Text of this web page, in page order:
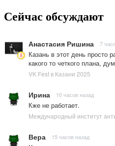
Сейчас обсуждают
Анастасия Ришина 7
Казань в этот день просто
какого то четкого плана,
VK Fest в Казани 2025
Ирина 10 часов назад
Кже не работает.
Международный институт
Вера 15 часов назад